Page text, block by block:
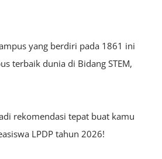
yang berdiri pada 1861 ini
terbaik dunia di Bidang STEM,
rekomendasi tepat buat kamu
LPDP tahun 2026!